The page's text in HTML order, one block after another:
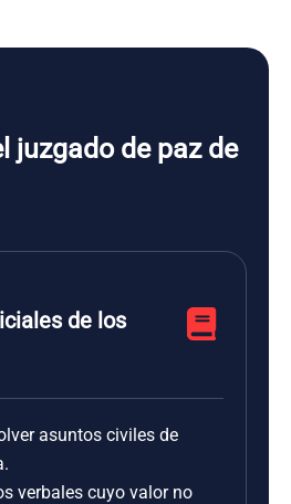
juzgado de paz de
de los
asuntos civiles de
verbales cuyo valor no